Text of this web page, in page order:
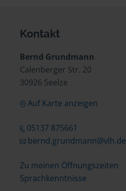
Kontakt
Bernd Grundmann
Calenberger Str. 20
30926 Seelze
Auf Karte anzeigen
05137 875661
bernd.grundmann@vlh.de
Zu meinen Öffnungszeiten
Sprachkenntnisse